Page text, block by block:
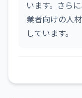
います。さら
業者向けの人
しています。